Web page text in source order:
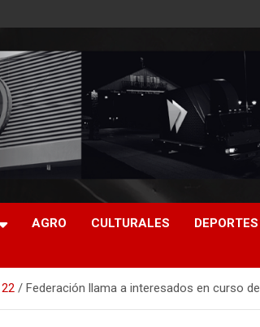
AGRO CULTURALES DEPORTES
22 Federación llama a interesados en curso